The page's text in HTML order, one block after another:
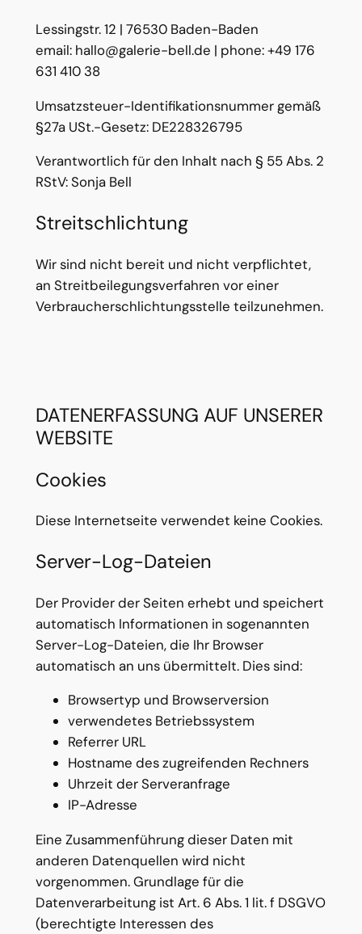
Lessingstr. 12 | 76530 Baden-Baden
email: hallo@galerie-bell.de | phone: +49 176
631 410 38
Umsatzsteuer-Identifikationsnummer gemäß
§27a USt.-Gesetz: DE228326795
Verantwortlich für den Inhalt nach § 55 Abs. 2
RStV: Sonja Bell
Streitschlichtung
Wir sind nicht bereit und nicht verpflichtet,
an Streitbeilegungsverfahren vor einer
Verbraucherschlichtungsstelle teilzunehmen.
DATENERFASSUNG AUF UNSERER
WEBSITE
Cookies
Diese Internetseite verwendet keine Cookies.
Server-Log-Dateien
Der Provider der Seiten erhebt und speichert
automatisch Informationen in sogenannten
Server-Log-Dateien, die Ihr Browser
automatisch an uns übermittelt. Dies sind:
Browsertyp und Browserversion
verwendetes Betriebssystem
Referrer URL
Hostname des zugreifenden Rechners
Uhrzeit der Serveranfrage
IP-Adresse
Eine Zusammenführung dieser Daten mit
anderen Datenquellen wird nicht
vorgenommen. Grundlage für die
Datenverarbeitung ist Art. 6 Abs. 1 lit. f DSGVO
(berechtigte Interessen des